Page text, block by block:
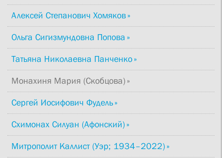
Алексей Степанович Хомяков
Ольга Сигизмундовна Попова
Татьяна Николаевна Панченко
Монахиня Мария (Скобцова)
Сергей Иосифович Фудель
Схимонах Силуан (Афонский)
Митрополит Каллист (Уэр; 1934–2022)